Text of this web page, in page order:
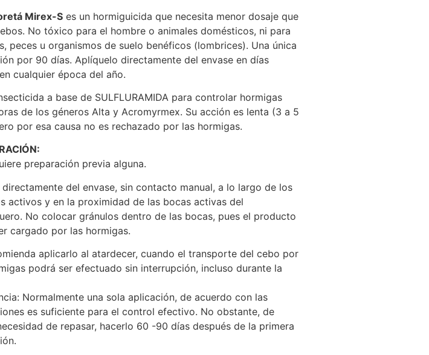
Mirex-S es un hormiguicida que necesita menor dosaje que
No tóxico para el hombre o animales domésticos, ni para
peces u organismos de suelo benéficos (lombrices). Una única
por 90 días. Aplíquelo directamente del envase en días
cualquier época del año.
a base de SULFLURAMIDA para controlar hormigas
de los géneros Alta y Acromyrmex. Su acción es lenta (3 a 5
por esa causa no es rechazado por las hormigas.
preparación previa alguna.
del envase, sin contacto manual, a lo largo de los
activos y en la proximidad de las bocas activas del
No colocar gránulos dentro de las bocas, pues el producto
cargado por las hormigas.
aplicarlo al atardecer, cuando el transporte del cebo por
podrá ser efectuado sin interrupción, incluso durante la
Normalmente una sola aplicación, de acuerdo con las
es suficiente para el control efectivo. No obstante, de
de repasar, hacerlo 60 -90 días después de la primera